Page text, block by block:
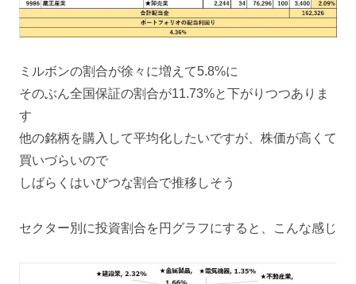
ミルボンの割合が徐々に増えて5.8%に
そのぶん全国保証の割合が11.73%と下がりつつありま
す
他の銘柄を購入して平均化したいですが、株価が高くて
買いづらいので
しばらくはいびつな割合で推移しそう
セクター別に投資割合を円グラフにすると、こんな感じ